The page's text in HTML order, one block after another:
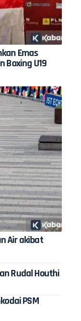
Emas
Boxing U19
Air akibat
Rudal Houthi
PSM